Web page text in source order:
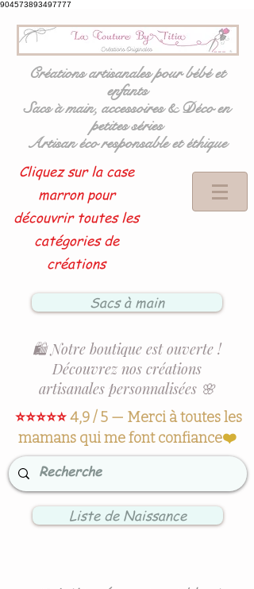
904573893497777
Créations artisanales pour bébé et
enfants
Sacs à main, accessoires & Déco en
petites séries
Artisan éco responsable et éthique
Cliquez sur la case
marron pour
découvrir toutes les
catégories de
créations
Sacs à main
🛍️ Notre boutique est ouverte !
Découvrez nos créations
artisanales personnalisées 🌸
⭐⭐⭐⭐⭐4,9 / 5 — Merci à toutes les
mamans qui me font confiance❤️
Liste de Naissance